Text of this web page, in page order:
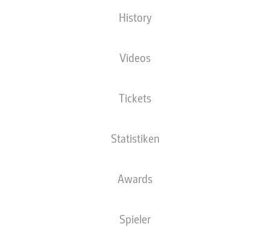
History
Videos
Tickets
Statistiken
Awards
Spieler